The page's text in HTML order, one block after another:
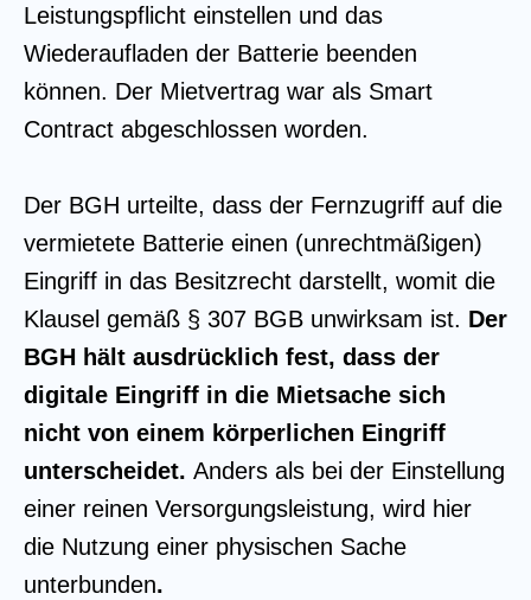
Leistungspflicht einstellen und das
Wiederaufladen der Batterie beenden
können. Der Mietvertrag war als Smart
Contract abgeschlossen worden.
Der BGH urteilte, dass der Fernzugriff auf die
vermietete Batterie einen (unrechtmäßigen)
Eingriff in das Besitzrecht darstellt, womit die
Klausel gemäß § 307 BGB unwirksam ist. Der
BGH hält ausdrücklich fest, dass der
digitale Eingriff in die Mietsache sich
nicht von einem körperlichen Eingriff
unterscheidet. Anders als bei der Einstellung
einer reinen Versorgungsleistung, wird hier
die Nutzung einer physischen Sache
unterbunden.